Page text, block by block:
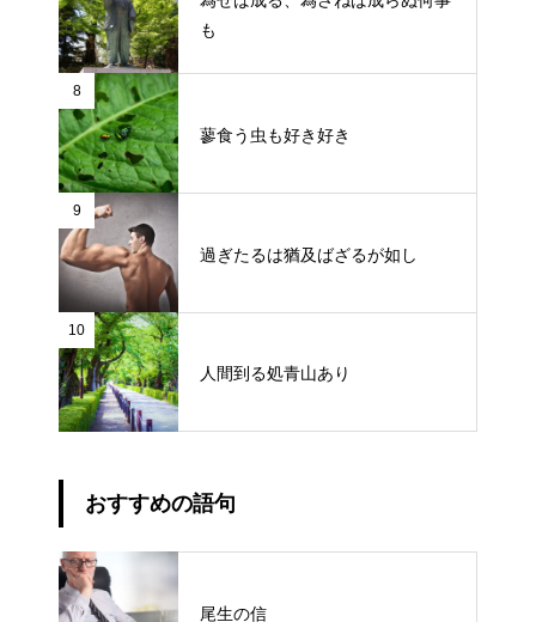
も
8
蓼食う虫も好き好き
9
過ぎたるは猶及ばざるが如し
10
人間到る処青山あり
おすすめの語句
尾生の信